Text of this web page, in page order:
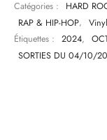
Catégories : HARD
RAP & HIP-HOP,
Étiquettes :
2024,
SORTIES DU 04/10/